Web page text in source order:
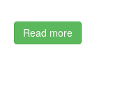
Read more